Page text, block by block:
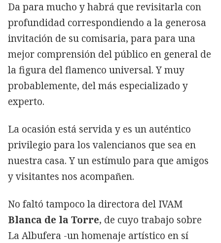
Da para mucho y habrá que revisitarla con
profundidad correspondiendo a la generosa
invitación de su comisaria, para para una
mejor comprensión del público en general de
la figura del flamenco universal. Y muy
probablemente, del más especializado y
experto.
La ocasión está servida y es un auténtico
privilegio para los valencianos que sea en
nuestra casa. Y un estímulo para que amigos
y visitantes nos acompañen.
No faltó tampoco la directora del IVAM
Blanca de la Torre, de cuyo trabajo sobre
La Albufera -un homenaje artístico en sí